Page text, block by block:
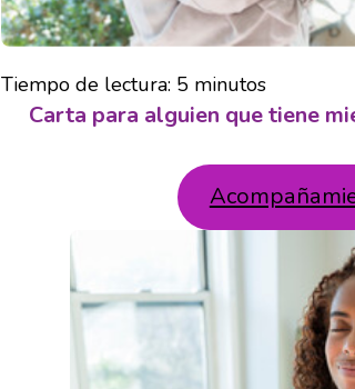
Tiempo de lectura: 5 minutos
Carta para alguien que tiene